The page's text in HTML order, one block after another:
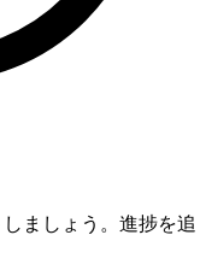
ましょう。進捗を追